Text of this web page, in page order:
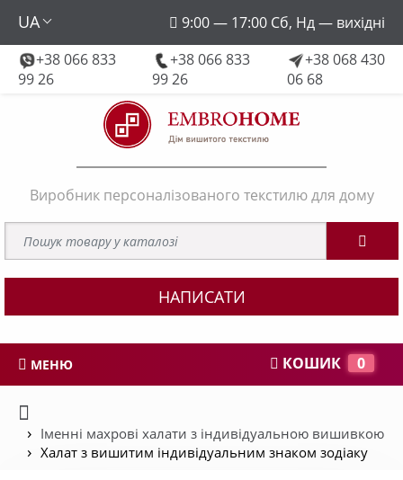
UA
9:00 — 17:00 Сб, Нд — вихідні
+38 066 833
99 26
+38 066 833
99 26
+38 068 430
06 68
embroforhome@gmail.com
Виробник персоналізованого текстилю для дому
НАПИСАТИ
МЕНЮ КОШИК 0
Іменні махрові халати з індивідуальною вишивкою
Халат з вишитим індивідуальним знаком зодіаку